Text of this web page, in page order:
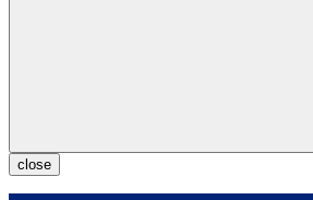
close